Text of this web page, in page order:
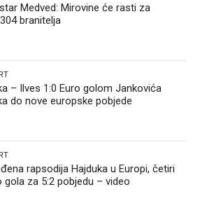
Medved: Mirovine će rasti za
branitelja
– Ilves 1:0 Euro golom Jankovića
do nove europske pobjede
rapsodija Hajduka u Europi, četiri
gola za 5:2 pobjedu – video